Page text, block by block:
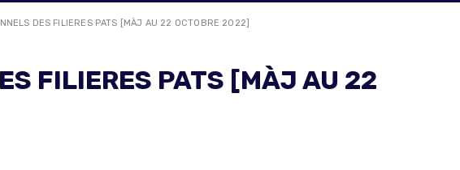
DES FILIERES PATS [MÀJ AU 22 OCTOBRE 2022]
FILIERES PATS [MÀJ AU 22